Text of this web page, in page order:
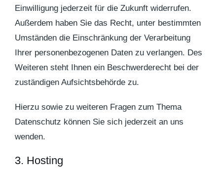
Einwilligung jederzeit für die Zukunft widerrufen.
Außerdem haben Sie das Recht, unter bestimmten
Umständen die Einschränkung der Verarbeitung
Ihrer personenbezogenen Daten zu verlangen. Des
Weiteren steht Ihnen ein Beschwerderecht bei der
zuständigen Aufsichtsbehörde zu.
Hierzu sowie zu weiteren Fragen zum Thema
Datenschutz können Sie sich jederzeit an uns
wenden.
3. Hosting